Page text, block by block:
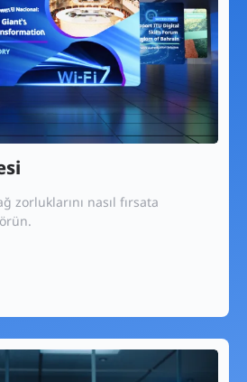
zorluklarını nasıl fırsata